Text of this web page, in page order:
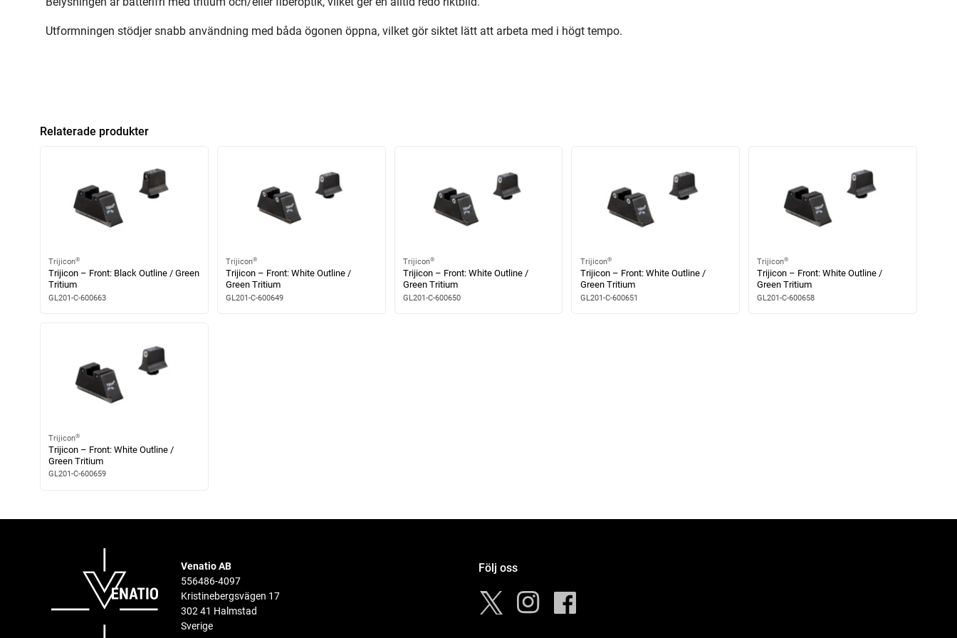
Utformningen stödjer snabb användning med båda ögonen öppna, vilket gör siktet lätt att arbeta med i högt tempo.
Relaterade produkter
Trijicon®
Trijicon – Front: Black Outline / Green
Tritium
GL201-C-600663
Trijicon®
Trijicon – Front: White Outline /
Green Tritium
GL201-C-600649
Trijicon®
Trijicon – Front: White Outline /
Green Tritium
GL201-C-600650
Trijicon®
Trijicon – Front: White Outline /
Green Tritium
GL201-C-600651
Trijicon®
Trijicon – Front: White Outline /
Green Tritium
GL201-C-600658
Trijicon®
Trijicon – Front: White Outline /
Green Tritium
GL201-C-600659
Venatio AB
556486-4097
Kristinebergsvägen 17
302 41 Halmstad
Sverige
Följ oss